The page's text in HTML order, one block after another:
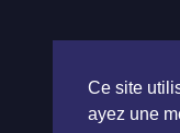
Ce site
ayez une